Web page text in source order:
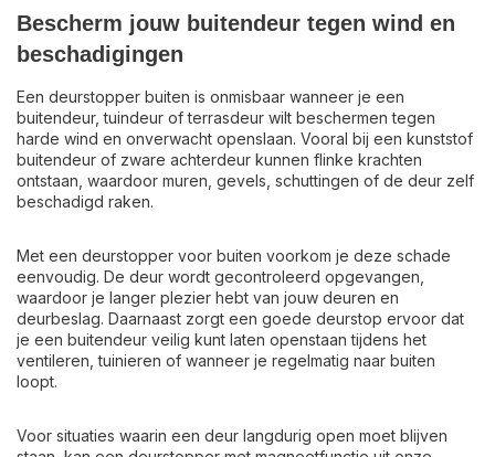
Bescherm jouw buitendeur tegen wind en
beschadigingen
Een deurstopper buiten is onmisbaar wanneer je een
buitendeur, tuindeur of terrasdeur wilt beschermen tegen
harde wind en onverwacht openslaan. Vooral bij een kunststof
buitendeur of zware achterdeur kunnen flinke krachten
ontstaan, waardoor muren, gevels, schuttingen of de deur zelf
beschadigd raken.
Met een deurstopper voor buiten voorkom je deze schade
eenvoudig. De deur wordt gecontroleerd opgevangen,
waardoor je langer plezier hebt van jouw deuren en
deurbeslag. Daarnaast zorgt een goede deurstop ervoor dat
je een buitendeur veilig kunt laten openstaan tijdens het
ventileren, tuinieren of wanneer je regelmatig naar buiten
loopt.
Voor situaties waarin een deur langdurig open moet blijven